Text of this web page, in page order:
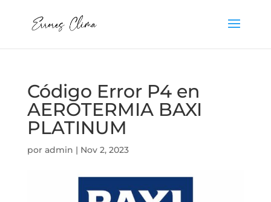
Código Error P4 en
AEROTERMIA BAXI
PLATINUM
por admin | Nov 2, 2023